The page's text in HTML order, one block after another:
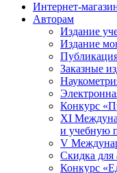
Интернет-
Авторам
Издание
Издание
Заказные
Конкурс
XI
и учебную
V
Скидка для
Конкурс